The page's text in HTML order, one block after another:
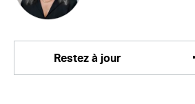
Restez à jour